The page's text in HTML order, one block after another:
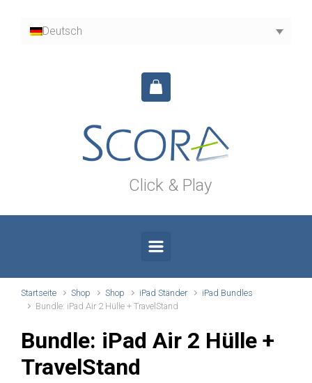
Deutsch
Click & Play
Startseite Shop Shop iPad Ständer
iPad Bundles
Bundle: iPad Air 2 Hülle + TravelStand
Bundle: iPad Air 2 Hülle +
TravelStand